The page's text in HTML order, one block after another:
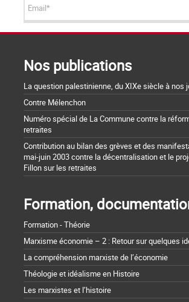
Nos publications
La question palestinienne, du XIXe siècle à nos
Contre Mélenchon
Numéro spécial de La Commune contre la
retraites
Contribution au bilan des grèves et des
mai-juin 2003 contre la décentralisation et le
Fillon sur les retraites
Formation,
Formation - Théorie
Marxisme économie – 2 : Retour sur quelques
La compréhension marxiste de l’économie
Théologie et idéalisme en Histoire
Les marxistes et l’histoire